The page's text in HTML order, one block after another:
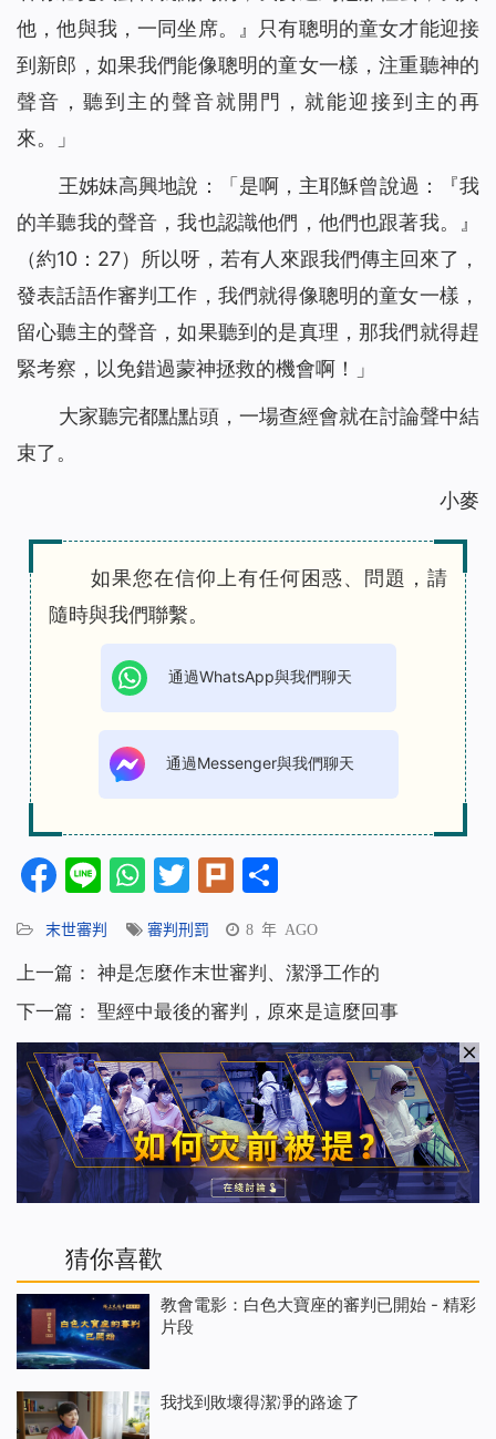
他，他與我，一同坐席。』只有聰明的童女才能迎接
到新郎，如果我們能像聰明的童女一樣，注重聽神的
聲音，聽到主的聲音就開門，就能迎接到主的再
來。」
王姊妹高興地說：「是啊，主耶穌曾說過：『我
的羊聽我的聲音，我也認識他們，他們也跟著我。
』
（約10：27）所以呀，若有人來跟我們傳主回來了，
發表話語作審判工作，我們就得像聰明的童女一樣，
留心聽主的聲音，如果聽到的是真理，那我們就得趕
緊考察，以免錯過蒙神拯救的機會啊！」
大家聽完都點點頭，一場查經會就在討論聲中結
束了。
小麥
如果您在信仰上有任何困惑、問題，請
隨時與我們聯繫。
通過WhatsApp與我們聊天
通過Messenger與我們聊天
Facebook
LineWhatsApp
Twitter
Plurk
末世審判 審判刑罰 8 年 AGO
上一篇： 神是怎麼作末世審判、潔淨工作的
下一篇： 聖經中最後的審判，原來是這麼回事
猜你喜歡
教會電影：白色大寶座的審判已開始 - 精彩
片段
我找到敗壞得潔凈的路途了